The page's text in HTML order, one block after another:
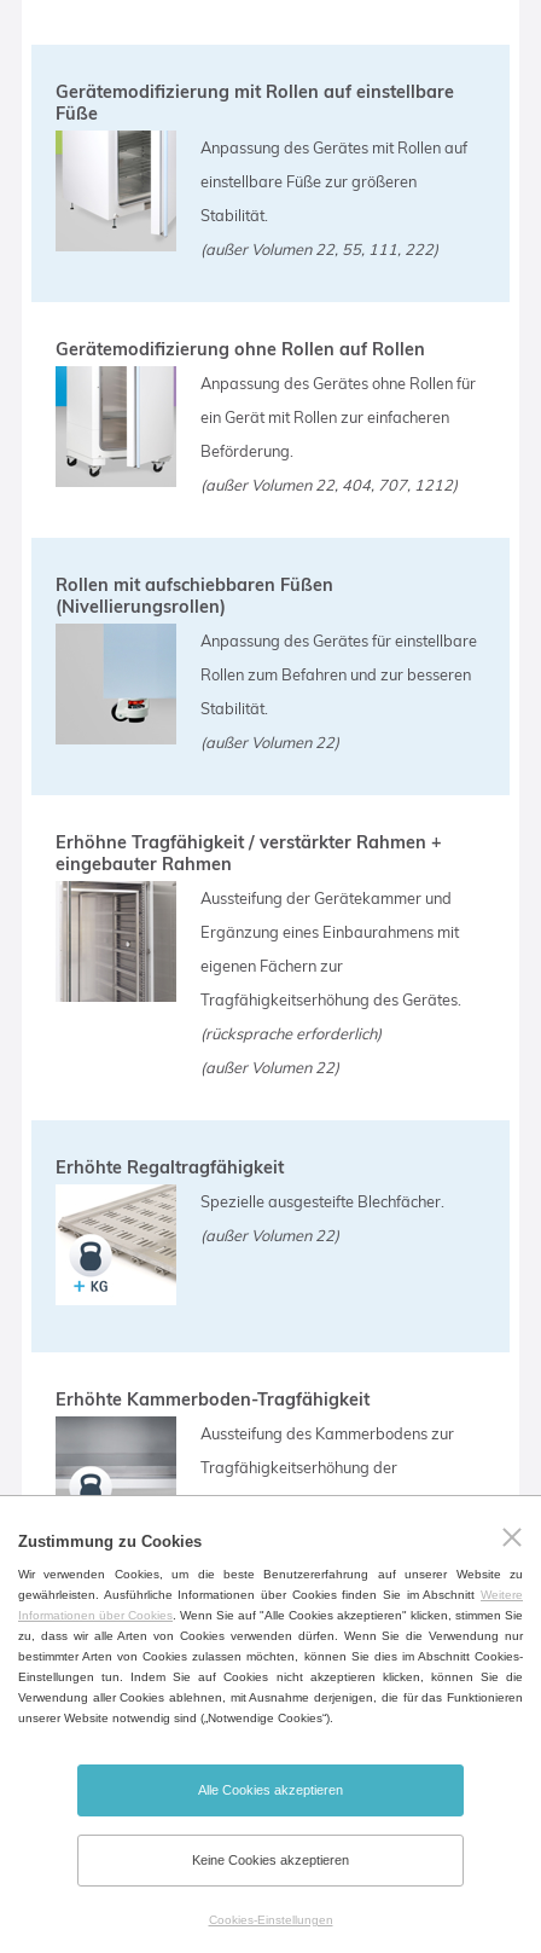
Gerätemodifizierung mit Rollen auf einstellbare
Füße
Anpassung des Gerätes mit Rollen auf
einstellbare Füße zur größeren
Stabilität.
(außer Volumen 22, 55, 111, 222)
Gerätemodifizierung ohne Rollen auf Rollen
Anpassung des Gerätes ohne Rollen für
ein Gerät mit Rollen zur einfacheren
Beförderung.
(außer Volumen 22, 404, 707, 1212)
Rollen mit aufschiebbaren Füßen
(Nivellierungsrollen)
Anpassung des Gerätes für einstellbare
Rollen zum Befahren und zur besseren
Stabilität.
(außer Volumen 22)
Erhöhne Tragfähigkeit / verstärkter Rahmen +
eingebauter Rahmen
Aussteifung der Gerätekammer und
Ergänzung eines Einbaurahmens mit
eigenen Fächern zur
Tragfähigkeitserhöhung des Gerätes.
(rücksprache erforderlich)
(außer Volumen 22)
Erhöhte Regaltragfähigkeit
Spezielle ausgesteifte Blechfächer.
(außer Volumen 22)
Erhöhte Kammerboden-Tragfähigkeit
Aussteifung des Kammerbodens zur
Tragfähigkeitserhöhung der
Kammerseitenwände.
(außer Volumen 22)
Geräte-Untertisch
Ein befahrbarer Tisch im Gerätedesign
Fächer fürs Dokumentablegen.
Zustimmung zu Cookies
Wir verwenden Cookies, um die beste Benutzererfahrung auf unserer Website zu
gewährleisten. Ausführliche Informationen über Cookies finden Sie im Abschnitt Weitere
Informationen über Cookies . Wenn Sie auf "Alle Cookies akzeptieren" klicken, stimmen Sie
zu, dass wir alle Arten von Cookies verwenden dürfen. Wenn Sie die Verwendung nur
bestimmter Arten von Cookies zulassen möchten, können Sie dies im Abschnitt Cookies-
Einstellungen tun. Indem Sie auf Cookies nicht akzeptieren klicken, können Sie die
Verwendung aller Cookies ablehnen, mit Ausnahme derjenigen, die für das Funktionieren
unserer Website notwendig sind („Notwendige Cookies“).
Alle Cookies akzeptieren
Keine Cookies akzeptieren
Cookies-Einstellungen